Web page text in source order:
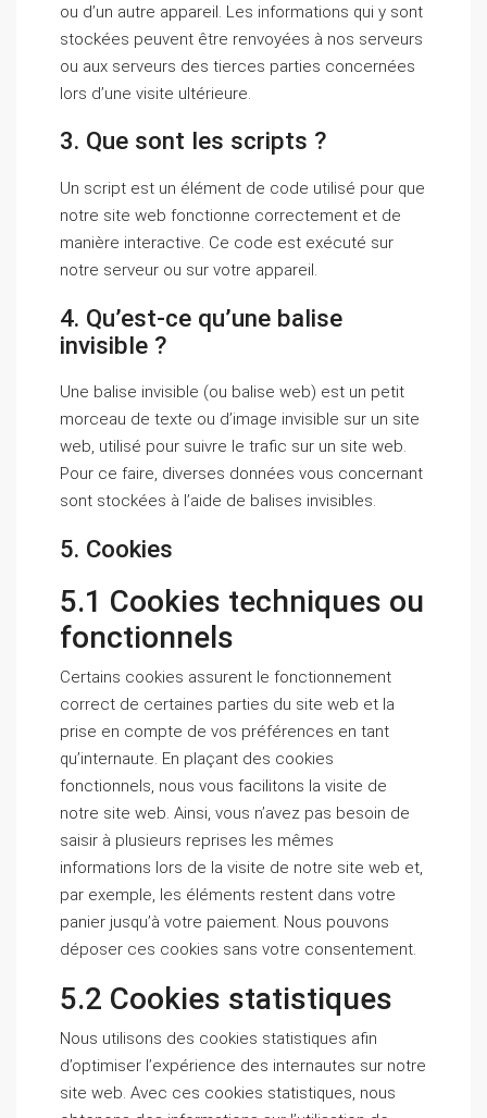
ou d’un autre appareil. Les informations qui y sont
stockées peuvent être renvoyées à nos serveurs
ou aux serveurs des tierces parties concernées
lors d’une visite ultérieure.
3. Que sont les scripts ?
Un script est un élément de code utilisé pour que
notre site web fonctionne correctement et de
manière interactive. Ce code est exécuté sur
notre serveur ou sur votre appareil.
4. Qu’est-ce qu’une balise
invisible ?
Une balise invisible (ou balise web) est un petit
morceau de texte ou d’image invisible sur un site
web, utilisé pour suivre le trafic sur un site web.
Pour ce faire, diverses données vous concernant
sont stockées à l’aide de balises invisibles.
5. Cookies
5.1 Cookies techniques ou
fonctionnels
Certains cookies assurent le fonctionnement
correct de certaines parties du site web et la
prise en compte de vos préférences en tant
qu’internaute. En plaçant des cookies
fonctionnels, nous vous facilitons la visite de
notre site web. Ainsi, vous n’avez pas besoin de
saisir à plusieurs reprises les mêmes
informations lors de la visite de notre site web et,
par exemple, les éléments restent dans votre
panier jusqu’à votre paiement. Nous pouvons
déposer ces cookies sans votre consentement.
5.2 Cookies statistiques
Nous utilisons des cookies statistiques afin
d’optimiser l’expérience des internautes sur notre
site web. Avec ces cookies statistiques, nous